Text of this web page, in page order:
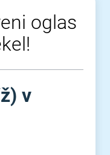
oglas
v